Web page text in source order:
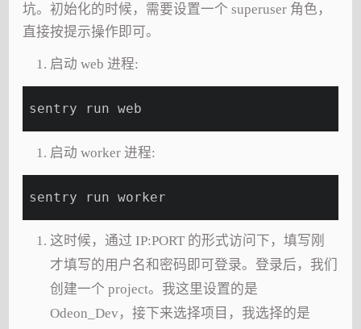
坑。初始化的时候，需要设置一个 superuser 角色，
直接按提示操作即可。
启动 web 进程:
sentry run web
启动 worker 进程:
sentry run worker
这时候，通过 IP:PORT 的形式访问下，填写刚
才填写的用户名和密码即可登录。登录后，我们
创建一个 project。我这里设置的是
Odeon_Dev，接下来选择项目，我选择的是